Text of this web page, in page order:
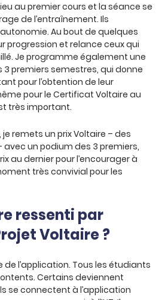
au premier cours et la séance se
de l’entraînement. Ils
Au bout de quelques
progression et relance ceux qui
Je programme également une
premiers semestres, qui donne
pour l’obtention de leur
pour le Certificat Voltaire au
très important.
remets un prix Voltaire – des
avec un podium des 3 premiers,
au dernier pour l’encourager à
très convivial pour les
ressenti par
Voltaire ?
de l’application. Tous les étudiants
Certains deviennent
se connectent à l’application